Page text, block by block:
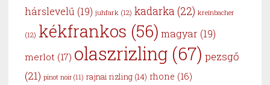
hárslevelű (19) juhfark (12) kadarka (22) kreinbacher
(12) kékfrankos (56) magyar (19)
merlot (17) olaszrizling (67) pezsgő
(21) pinot noir (11) rajnai rizling (14) rhone (16)